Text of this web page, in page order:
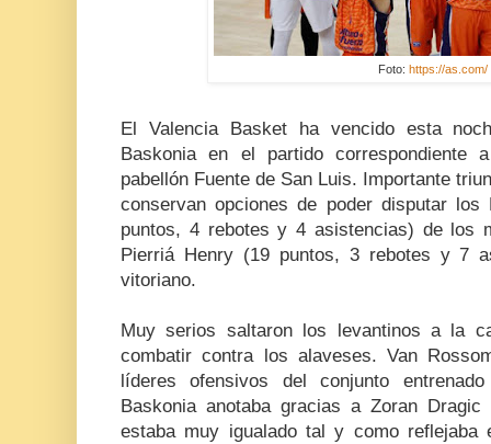
Foto: https://as.com/
El Valencia Basket ha vencido esta
Baskonia en el partido correspondiente
pabellón Fuente de San Luis. Importante
conservan opciones de poder disputar
puntos, 4 rebotes y 4 asistencias) de los
Pierriá Henry (19 puntos, 3 rebotes y 7
vitoriano.
Muy serios saltaron los levantinos a la
combatir contra los alaveses. Van
líderes ofensivos del conjunto
Baskonia anotaba gracias a Zoran
estaba muy igualado tal y como